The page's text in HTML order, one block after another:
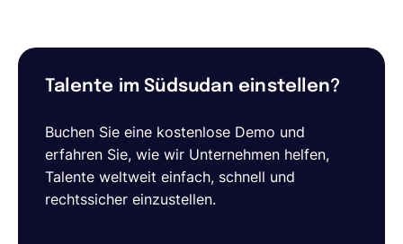
Talente im Südsudan einstellen?
Buchen Sie eine kostenlose Demo und
erfahren Sie, wie wir Unternehmen helfen,
Talente weltweit einfach, schnell und
rechtssicher einzustellen.